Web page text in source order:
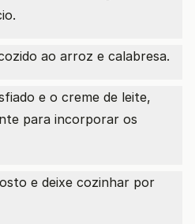
ao arroz e calabresa.
e o creme de leite,
para incorporar os
e deixe cozinhar por